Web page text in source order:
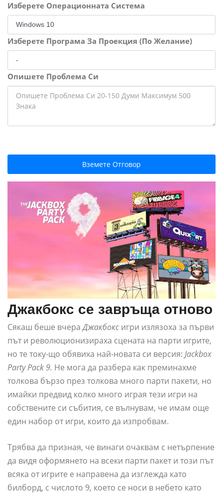
Изберете Операционната Система
Изберете Програма За Проекция (По Желание)
Опишете Проблема Си
Вземете Отговор
Джакбокс се завръща отново
Сякаш беше вчераДжакбокс игри излязоха за първи
път и революционизираха сцената на парти игрите,
но те току-що обявиха най-новата си версия: Jackbox
Party Pack 9. Не мога да разбера как преминахме
толкова бързо през толкова много парти пакети, но
имайки предвид колко много играя тези игри на
собствените си събития, се вълнувам, че имам още
един набор от игри, които да изпробвам.
Трябва да призная, че винаги очаквам с нетърпение
да видя оформянето на всеки парти пакет и този път
всяка от игрите е направена да изглежда като
билборд, с числото 9, което се носи в небето като